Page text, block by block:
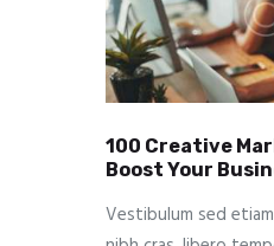
100 Creative
Boost Your
Vestibulum sed